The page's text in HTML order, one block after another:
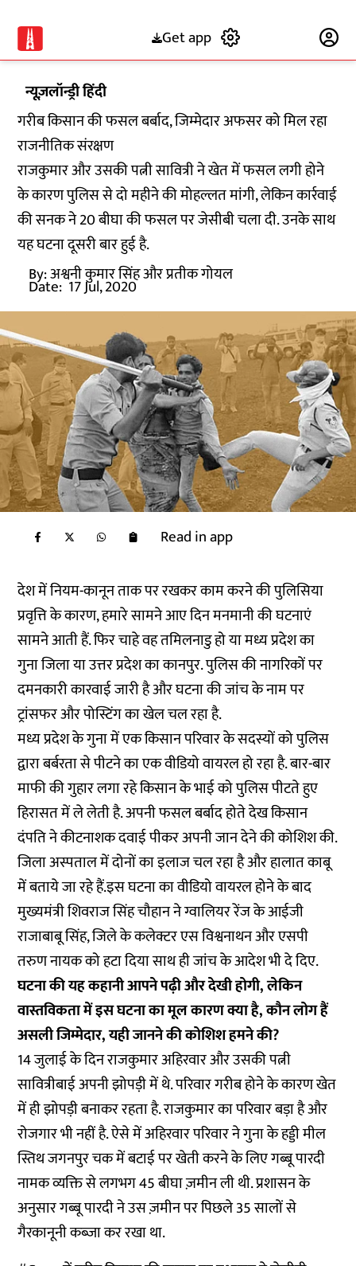
Get app
न्यूज़लॉन्ड्री हिंदी
गरीब किसान की फसल बर्बाद, जिम्मेदार अफसर को मिल रहा
राजनीतिक संरक्षण
राजकुमार और उसकी पत्नी सावित्री ने खेत में फसल लगी होने
के कारण पुलिस से दो महीने की मोहल्लत मांगी, लेकिन कार्रवाई
की सनक ने 20 बीघा की फसल पर जेसीबी चला दी. उनके साथ
यह घटना दूसरी बार हुई है.
By:अश्वनी कुमार सिंह और प्रतीक गोयल
Date: 17 Jul, 2020
Read in app
देश में नियम-कानून ताक पर रखकर काम करने की पुलिसिया
प्रवृत्ति के कारण, हमारे सामने आए दिन मनमानी की घटनाएं
सामने आती हैं. फिर चाहे वह तमिलनाडु हो या मध्य प्रदेश का
गुना जिला या उत्तर प्रदेश का कानपुर. पुलिस की नागरिकों पर
दमनकारी कारवाई जारी है और घटना की जांच के नाम पर
ट्रांसफर और पोस्टिंग का खेल चल रहा है.
मध्य प्रदेश के गुना में एक किसान परिवार के सदस्यों को पुलिस
द्वारा बर्बरता से पीटने का एक वीडियो वायरल हो रहा है. बार-बार
माफी की गुहार लगा रहे किसान के भाई को पुलिस पीटते हुए
हिरासत में ले लेती है. अपनी फसल बर्बाद होते देख किसान
दंपति ने कीटनाशक दवाई पीकर अपनी जान देने की कोशिश की.
जिला अस्पताल में दोनों का इलाज चल रहा है और हालात काबू
में बताये जा रहे हैं.इस घटना का वीडियो वायरल होने के बाद
मुख्यमंत्री शिवराज सिंह चौहान ने ग्वालियर रेंज के आईजी
राजाबाबू सिंह, जिले के कलेक्टर एस विश्वनाथन और एसपी
तरुण नायक को हटा दिया साथ ही जांच के आदेश भी दे दिए.
घटना की यह कहानी आपने पढ़ी और देखी होगी, लेकिन
वास्तविकता में इस घटना का मूल कारण क्या है, कौन लोग हैं
असली जिम्मेदार, यही जानने की कोशिश हमने की?
14 जुलाई के दिन राजकुमार अहिरवार और उसकी पत्नी
सावित्रीबाई अपनी झोपड़ी में थे. परिवार गरीब होने के कारण खेत
में ही झोपड़ी बनाकर रहता है. राजकुमार का परिवार बड़ा है और
रोजगार भी नहीं है. ऐसे में अहिरवार परिवार ने गुना के हड्डी मील
स्तिथ जगनपुर चक में बटाई पर खेती करने के लिए गब्बू पारदी
नामक व्यक्ति से लगभग 45 बीघा ज़मीन ली थी. प्रशासन के
अनुसार गब्बू पारदी ने उस ज़मीन पर पिछले 35 सालों से
गैरकानूनी कब्ज़ा कर रखा था.